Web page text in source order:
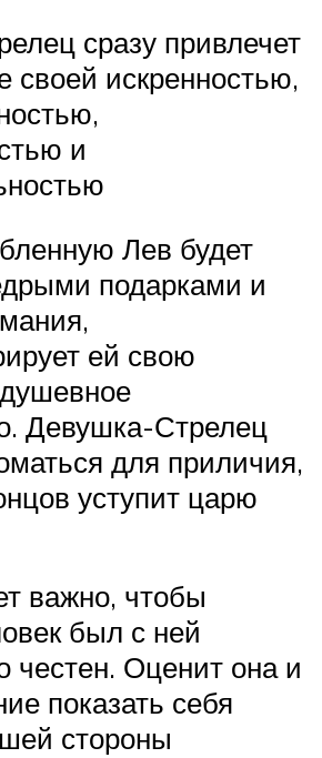
сразу привлечет
своей искренностью,
и
Лев будет
подарками и
ей свою
Девушка-Стрелец
для приличия,
уступит царю
важно, чтобы
был с ней
честен. Оценит она и
показать себя
стороны